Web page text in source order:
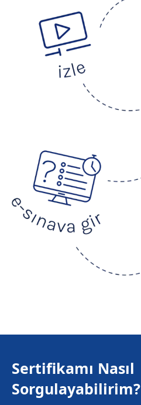
Sertifikamı Nasıl
Sorgulayabilirim?